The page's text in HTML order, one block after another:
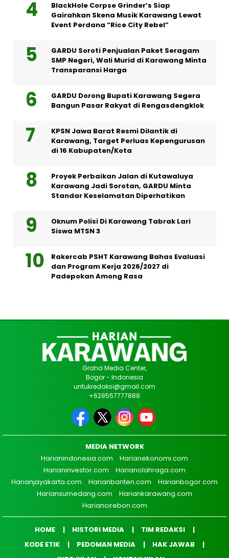
BlackHole Corpse Grinder’s Siap
Gairahkan Skena Musik Karawang Lewat
Event Perdana “Rice City Rebel”
GARDU Soroti Penjualan Paket Seragam
SMP Negeri, Wali Murid di Karawang Minta
Transparansi Harga
GARDU Dorong Bupati Karawang Segera
Bangun Pasar Rakyat di Rengasdengklok
KPSN Jawa Barat Resmi Dilantik di
Karawang, Target Perluas Kepengurusan
di 16 Kabupaten/Kota
Proyek Perbaikan Jalan di Kutawaluya
Karawang Jadi Sorotan, GARDU Minta
Standar Keselamatan Diperhatikan
Oknum Polisi Di Karawang Tabrak Lari
Siswa MTSN 3
Rakercab PSHT Karawang Bahas Evaluasi
dan Program Kerja 2026/2027 di
Padepokan Among Rasa
Graha Media Center,
Bogor - Indonesia
untukredaksi@gmail.com
+628557777888
MEDIA NETWORK
Harianindonesia.com
Harianekonomi.com
Harianinvestor.com
Harianolahraga.com
Harianjayakarta.com
Harianbanten.com
Harianbogor.com
Hariansumedang.com
Hariankarawang.com
Hariancirebon.com
HOME HISTORI MEDIA
TIM REDAKSI
KODE ETIK
PEDOMAN MEDIA
HAK JAWAB